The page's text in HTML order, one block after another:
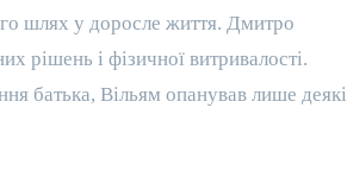
шлях у доросле життя. Дмитро
рішень і фізичної витривалості.
батька, Вільям опанував лише деякі